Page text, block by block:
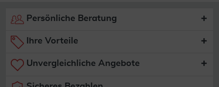
Persönliche Beratung
Ihre Vorteile
Unvergleichliche Angebote